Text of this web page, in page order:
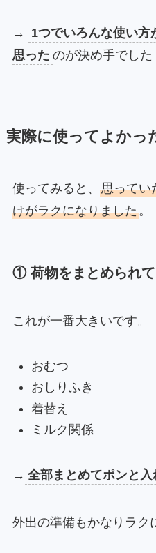
→
1つでいろんな使い方
思った のが決め手でした
実際に使ってよかっ
使ってみると、 思ってい
けがラクになりました。
① 荷物をまとめられ
これが一番大きいです。
おむつ
おしりふき
着替え
ミルク関係
→ 全部まとめてポンと入
外出の準備もかなりラク